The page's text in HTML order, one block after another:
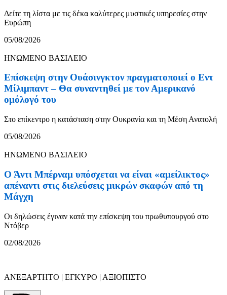
Δείτε τη λίστα με τις δέκα καλύτερες μυστικές υπηρεσίες στην
Ευρώπη
05/08/2026
ΗΝΩΜΕΝΟ ΒΑΣΙΛΕΙΟ
Επίσκεψη στην Ουάσινγκτον πραγματοποιεί ο Εντ
Μίλιμπαντ – Θα συναντηθεί με τον Αμερικανό
ομόλογό του
Στο επίκεντρο η κατάσταση στην Ουκρανία και τη Μέση Ανατολή
05/08/2026
ΗΝΩΜΕΝΟ ΒΑΣΙΛΕΙΟ
Ο Άντι Μπέρναμ υπόσχεται να είναι «αμείλικτος»
απέναντι στις διελεύσεις μικρών σκαφών από τη
Μάγχη
Οι δηλώσεις έγιναν κατά την επίσκεψη του πρωθυπουργού στο
Ντόβερ
02/08/2026
ΑΝΕΞΑΡΤΗΤΟ | ΕΓΚΥΡΟ | ΑΞΙΟΠΙΣΤΟ